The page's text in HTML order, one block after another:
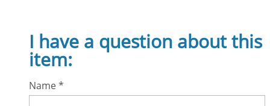
I have a question about this
item:
Name*